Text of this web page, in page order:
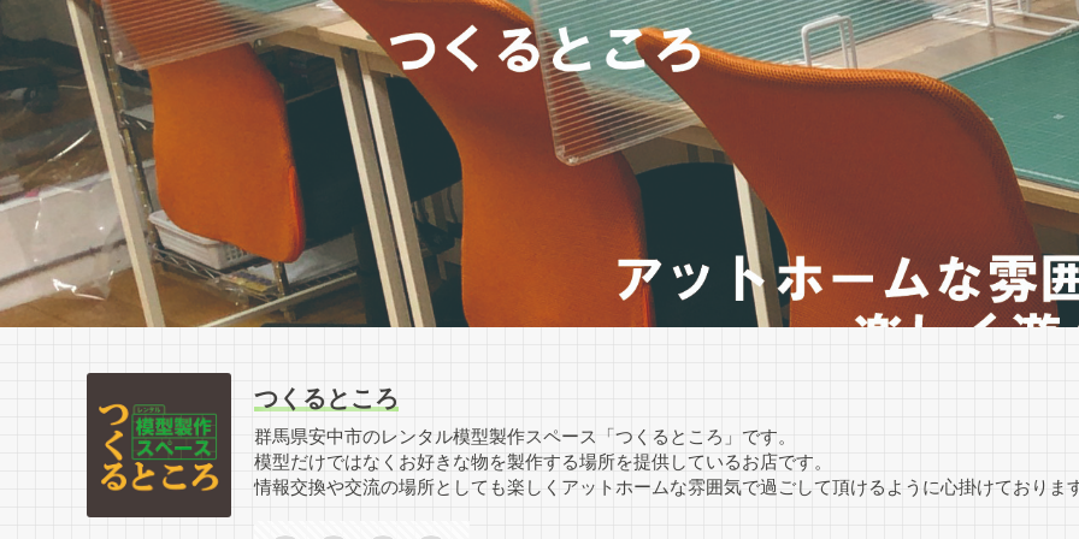
つくるところ
群馬県安中市のレンタル模型製作スペース「つくるところ」です。
模型だけではなくお好きな物を製作する場所を提供しているお店です。
情報交換や交流の場所としても楽しくアットホームな雰囲気で過ごして頂けるように心掛けておりま